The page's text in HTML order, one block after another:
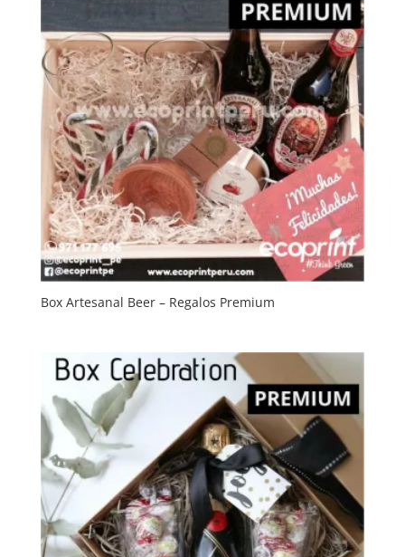
Box Artesanal Beer – Regalos Premium